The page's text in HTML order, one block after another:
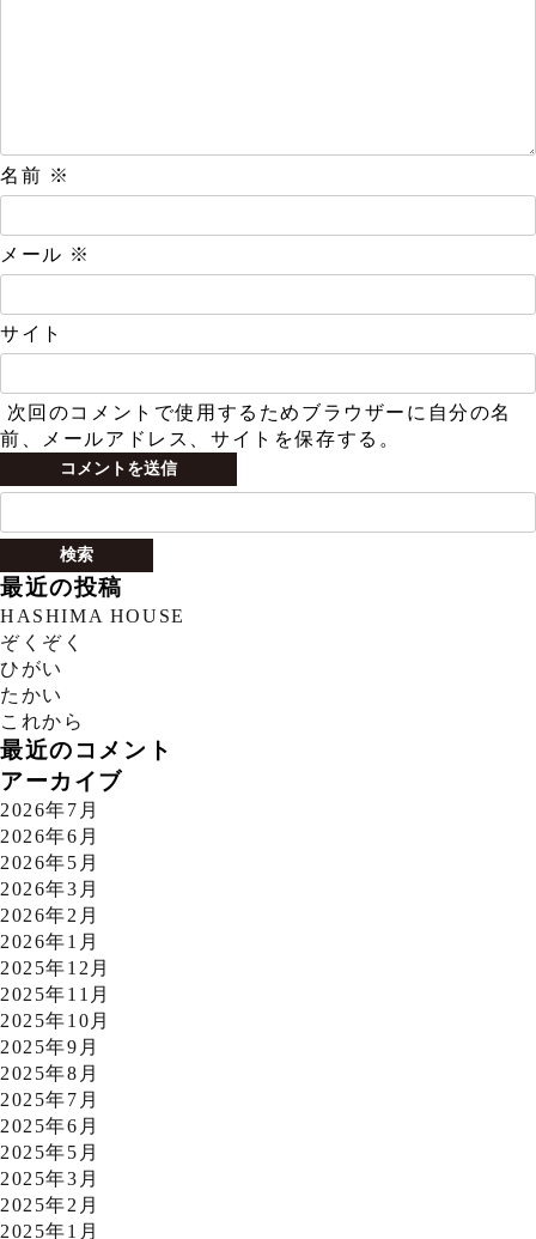
名前 ※
メール ※
サイト
次回のコメントで使用するためブラウザーに自分の名
前、メールアドレス、サイトを保存する。
検
最近の投稿
HASHIMA HOUSE
ぞくぞく
ひがい
たかい
これから
最近のコメント
アーカイブ
2026年7月
2026年6月
2026年5月
2026年3月
2026年2月
2026年1月
2025年12月
2025年11月
2025年10月
2025年9月
2025年8月
2025年7月
2025年6月
2025年5月
2025年3月
2025年2月
2025年1月